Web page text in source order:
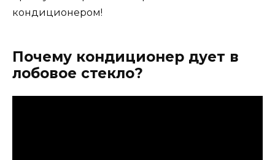
кондиционером!
Почему кондиционер дует в
лобовое стекло?